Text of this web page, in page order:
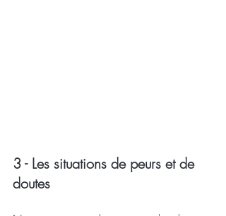
3 - Les situations de peurs et de
doutes